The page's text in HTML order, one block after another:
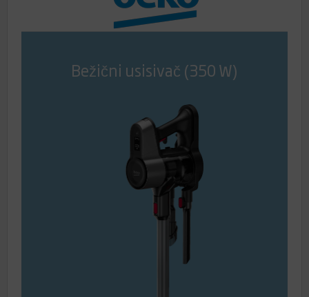
Bežični usisivač (350 W)